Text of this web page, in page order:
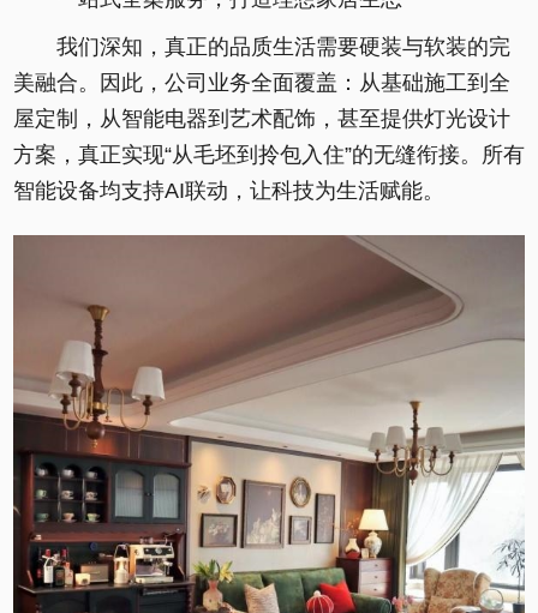
我们深知，真正的品质生活需要硬装与软装的完
美融合。因此，公司业务全面覆盖：从基础施工到全
屋定制，从智能电器到艺术配饰，甚至提供灯光设计
方案，真正实现“从毛坯到拎包入住”的无缝衔接。所有
智能设备均支持AI联动，让科技为生活赋能。